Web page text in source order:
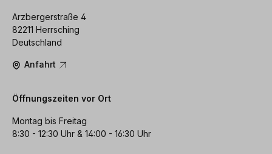
Arzbergerstraße 4
82211 Herrsching
Deutschland
Anfahrt
Öffnungszeiten vor Ort
Montag bis Freitag
8:30 - 12:30 Uhr & 14:00 - 16:30 Uhr